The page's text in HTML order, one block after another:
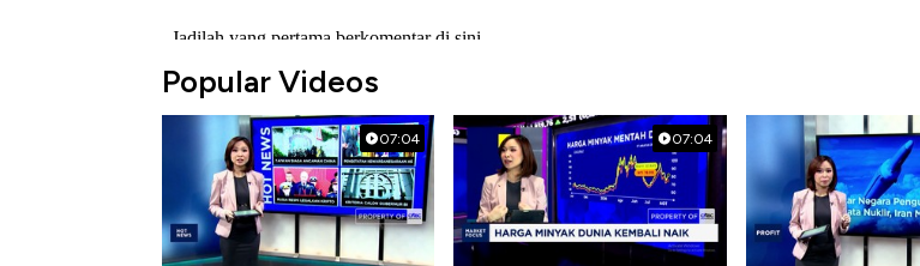
Popular Videos
07:04 07:04